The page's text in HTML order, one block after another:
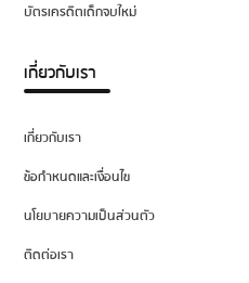
บัตรเครดิตเด็กจบใหม่
เกี่ยวกับเรา
เกี่ยวกับเรา
ข้อกำหนดและเงื่อนไข
นโยบายความเป็นส่วนตัว
ติดต่อเรา